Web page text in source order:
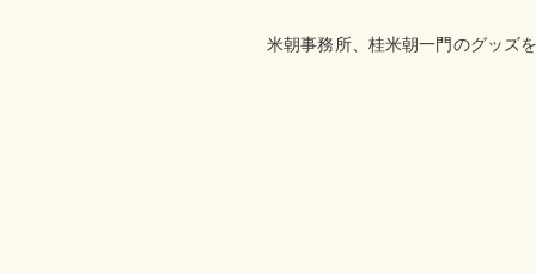
米朝事務所、桂米朝一門のグッズ